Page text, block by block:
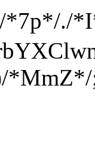
*7p*/./